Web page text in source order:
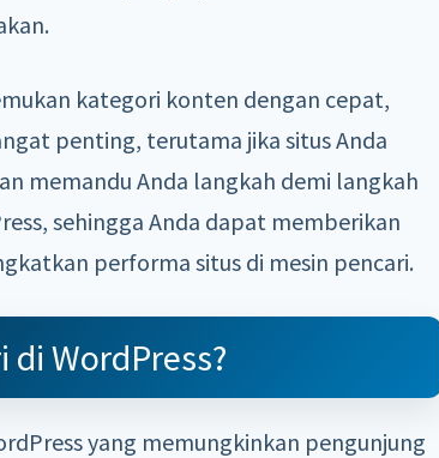
kategori konten dengan cepat,
penting, terutama jika situs Anda
memandu Anda langkah demi langkah
sehingga Anda dapat memberikan
performa situs di mesin pencari.
WordPress?
yang memungkinkan pengunjung